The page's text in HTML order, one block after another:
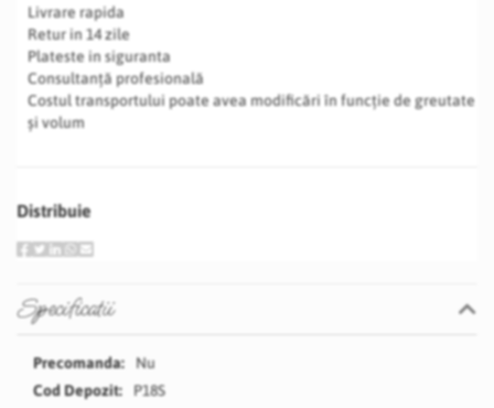
Livrare rapida
Retur in 14 zile
Plateste in siguranta
Consultanță profesională
Costul transportului poate avea modificări în funcție de greutate
și volum
Distribuie
Specificatii
Specificatii
Nu
P18S